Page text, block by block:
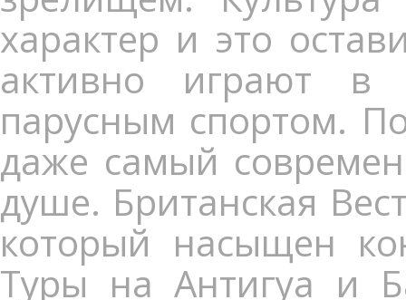
характер и это
активно играют в
парусным спортом.
даже самый
душе. Британская
который насыщен
Туры на Антигуа и